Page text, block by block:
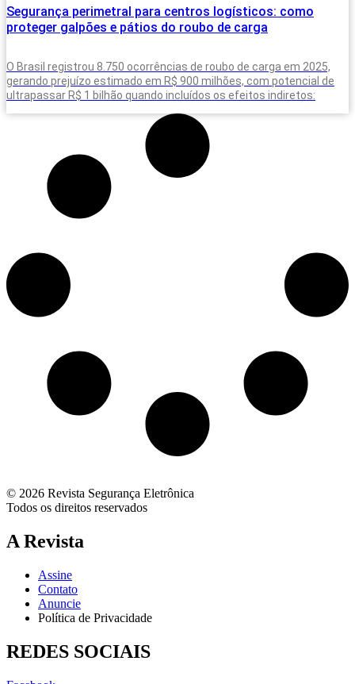
Segurança perimetral para centros logísticos: como
proteger galpões e pátios do roubo de carga
O Brasil registrou 8.750 ocorrências de roubo de carga em 2025,
gerando prejuízo estimado em R$ 900 milhões, com potencial de
ultrapassar R$ 1 bilhão quando incluídos os efeitos indiretos:
© 2026 Revista Segurança Eletrônica
Todos os direitos reservados
A Revista
Assine
Contato
Anuncie
Política de Privacidade
REDES SOCIAIS